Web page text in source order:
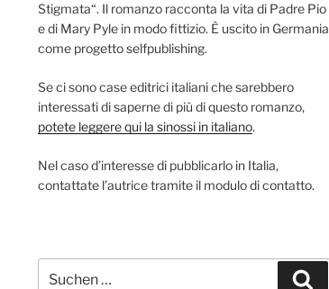
Stigmata“. Il romanzo racconta la vita di Padre Pio
e di Mary Pyle in modo fittizio. È uscito in Germania
come progetto selfpublishing.
Se ci sono case editrici italiani che sarebbero
interessati di saperne di più di questo romanzo,
potete leggere qui la sinossi in italiano.
Nel caso d’interesse di pubblicarlo in Italia,
contattate l’autrice tramite il modulo di contatto.